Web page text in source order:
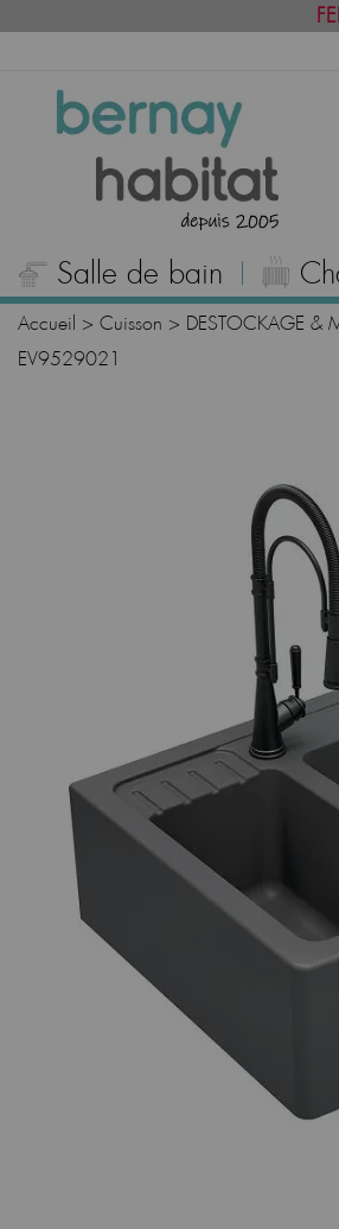
Salle de bain
Accueil > Cuisson > DESTOCKAGE &
EV9529021